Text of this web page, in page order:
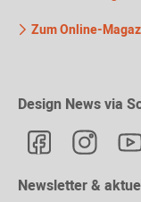
Zum Online-
Design News via
Newsletter &